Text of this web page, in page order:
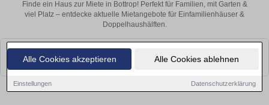
Alle Cookies akzeptieren Alle Cookies ablehnen
Einstellungen Datenschutzerklärung
Finde ein Haus zur Miete in Bottrop! Perfekt für Familien, mit Garten &
viel Platz – entdecke aktuelle Mietangebote für Einfamilienhäuser &
Doppelhaushälften.
Leider konnten wir derzeit keine passenden Objekte finden. Schauen Sie
bald wieder vorbei!